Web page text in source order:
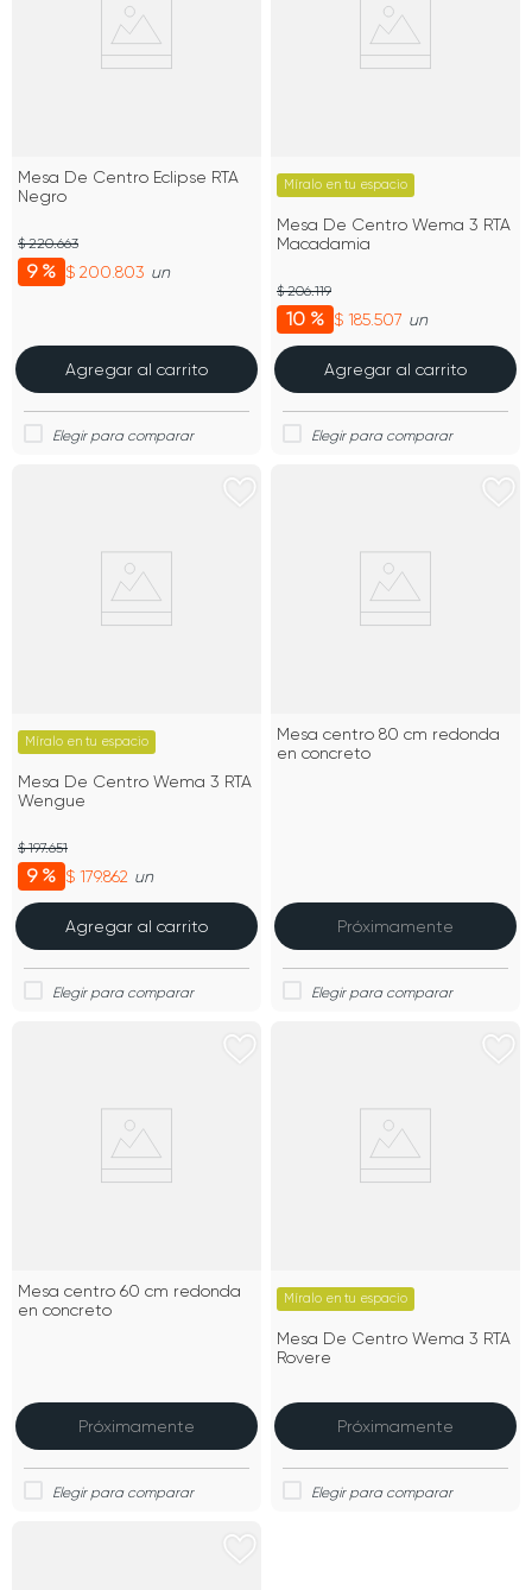
Mesa De Centro Eclipse RTA
Negro
9 % $ 200.803
$ 220.663
un
Agregar al carrito
Míralo en tu espacio
Mesa De Centro Wema 3 RTA
Macadamia
10 % $ 185.507
$ 206.119
un
Agregar al carrito
Míralo en tu espacio
Mesa De Centro Wema 3 RTA
Wengue
9 % $ 179.862
$ 197.651
un
Agregar al carrito
Mesa centro 80 cm redonda
en concreto
Próximamente
Mesa centro 60 cm redonda
en concreto
Próximamente
Míralo en tu espacio
Mesa De Centro Wema 3 RTA
Rovere
Próximamente